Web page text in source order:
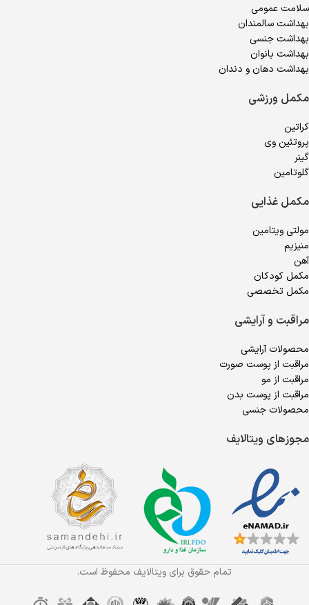
سلامت عمومی
بهداشت سالمندان
بهداشت جنسی
بهداشت بانوان
بهداشت دهان و دندان
مکمل ورزشی
کراتین
پروتئین وی
گینر
گلوتامین
مکمل غذایی
مولتی ویتامین
منیزیم
آهن
مکمل کودکان
مکمل تخصصی
مراقبت و آرایشی
محصولات آرایشی
مراقبت از پوست صورت
مراقبت از مو
مراقبت از پوست بدن
محصولات جنسی
مجوزهای ویتالایف
تمام حقوق برای ویتالایف محفوظ است.